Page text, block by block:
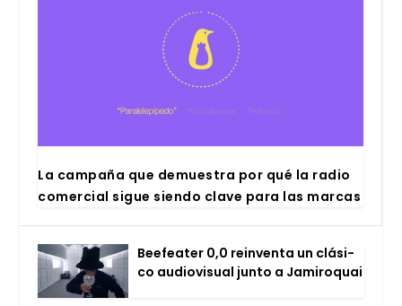
La cam­pa­ña que demues­tra por qué la radio
comer­cial sigue sien­do cla­ve para las mar­cas
Bee­fea­ter 0,0 rein­ven­ta un clá­si­
co audio­vi­sual jun­to a Jami­ro­quai